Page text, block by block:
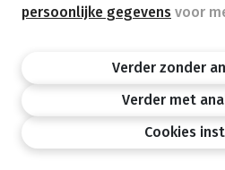
Privacy policy
Disclaimer
design by
persoonlijke gegevens voor
Verder zonder
Verder met
Cookies